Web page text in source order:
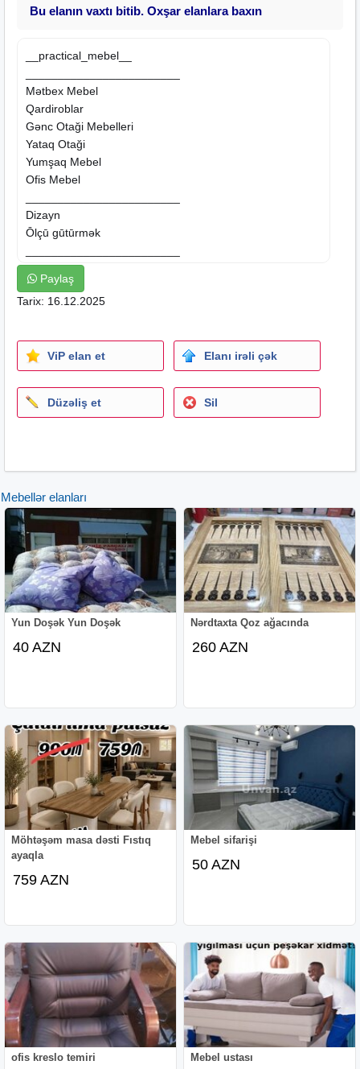
Bu elanın vaxtı bitib. Oxşar elanlara baxın
__practical_mebel__
Mətbex Mebel
Qardiroblar
Gənc Otaği Mebelleri
Yataq Otaği
Yumşaq Mebel
Ofis Mebel
Dizayn
Ōlçū gūtūrmək
Dolablarinsifarişi qəbul olunur.Dehliz mebellerin
hazirlanmasi.Reng seçimide etmək mümkündür.Çatdırıa
quraşdırma pulsuz.1_kvadrat metri 139 manata yığılır.
Paylaş
Tarix: 16.12.2025
ViP elan et Elanı irəli çək
Düzəliş et Sil
Mebellər elanları
Yun Doşək Yun Doşək
40 AZN
Nərdtaxta Qoz ağacında
260 AZN
Möhtəşəm masa dəsti Fıstıq
ayaqla
759 AZN
Mebel sifarişi
50 AZN
ofis kreslo temiri Mebel ustası